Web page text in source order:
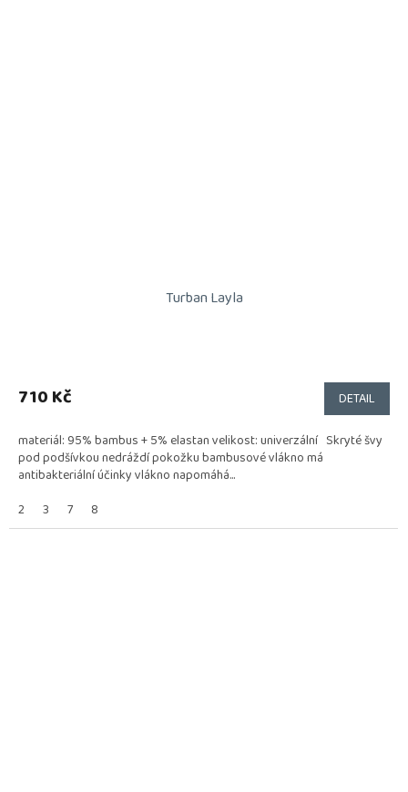
Turban Layla
710 Kč DETAIL
materiál: 95% bambus + 5% elastan velikost: univerzální Skryté švy
pod podšívkou nedráždí pokožku bambusové vlákno má
antibakteriální účinky vlákno napomáhá...
2
3 7 8